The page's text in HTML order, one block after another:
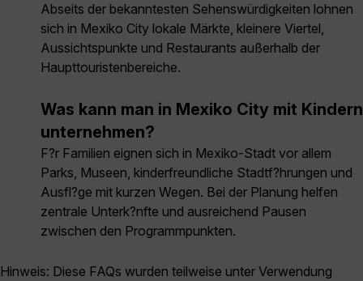
Abseits der bekanntesten Sehenswürdigkeiten lohnen
sich in Mexiko City lokale Märkte, kleinere Viertel,
Aussichtspunkte und Restaurants außerhalb der
Haupttouristenbereiche.
Was kann man in Mexiko City mit Kindern
unternehmen?
F?r Familien eignen sich in Mexiko-Stadt vor allem
Parks, Museen, kinderfreundliche Stadtf?hrungen und
Ausfl?ge mit kurzen Wegen. Bei der Planung helfen
zentrale Unterk?nfte und ausreichend Pausen
zwischen den Programmpunkten.
Hinweis: Diese FAQs wurden teilweise unter Verwendung